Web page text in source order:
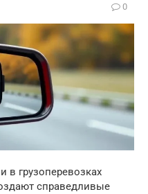
0
в грузоперевозках
справедливые